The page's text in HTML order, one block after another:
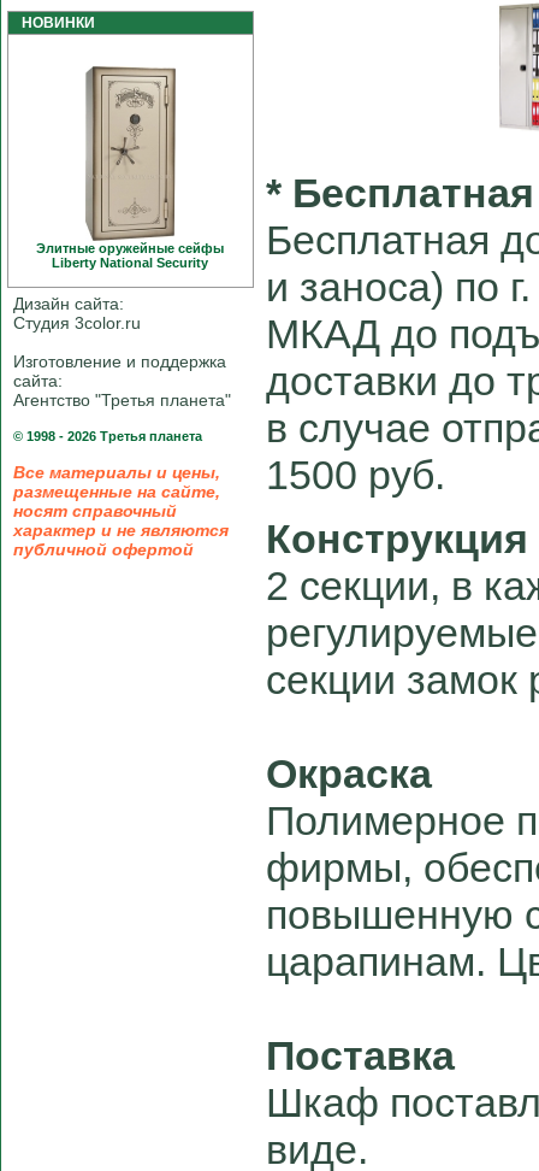
НОВИНКИ
Элитные оружейные сейфы
Liberty National Security
Дизайн сайта:
Студия 3color.ru
Изготовление и поддержка
сайта:
Агентство "Третья планета"
© 1998 - 2026 Третья планета
Все материалы и цены,
размещенные на сайте,
носят справочный
характер и не являются
публичной офертой
*
Бесплатная
и заноса) по
МКАД до
доставки до
в случае
1500 руб.
Конструкция
2 секции, в
секции замок
Окраска
Полимерное
фирмы,
повышенную
царапинам.
Поставка
Шкаф
виде.